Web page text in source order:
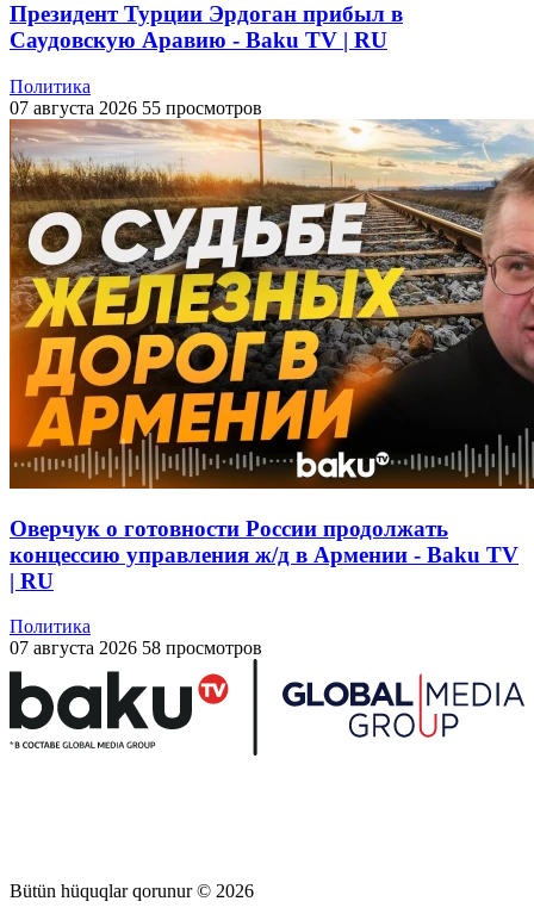
Президент Турции Эрдоган прибыл в
Саудовскую Аравию - Baku TV | RU
Политика
07 августа 2026 55 просмотров
Оверчук о готовности России продолжать
концессию управления ж/д в Армении - Baku TV
| RU
Политика
07 августа 2026 58 просмотров
Bütün hüquqlar qorunur © 2026